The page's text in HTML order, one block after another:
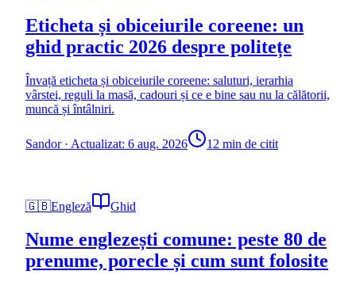
Eticheta și obiceiurile coreene: un
ghid practic 2026 despre politețe
Învață eticheta și obiceiurile coreene: saluturi, ierarhia
vârstei, reguli la masă, cadouri și ce e bine sau nu la călătorii,
muncă și întâlniri.
Sandor· Actualizat: 6 aug. 2026 12 min de citit
🇬🇧Engleză Ghid
Nume englezești comune: peste 80 de
prenume, porecle și cum sunt folosite